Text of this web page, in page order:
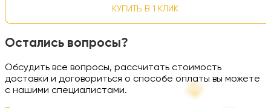
КУПИТЬ В 1 КЛИК
Остались вопросы?
Обсудить все вопросы, рассчитать стоимость
доставки и договориться о способе оплаты вы можете
с нашими специалистами.